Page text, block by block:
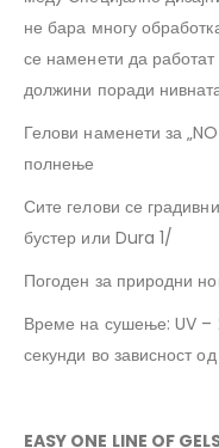
не бара многу
се наменети да
должини поради
Гелови наменети за
полнење
Сите гелови се
бустер или Dura 1/
Погоден за природни
Време на сушење: UV –
секунди во зависност
EASY ONE LINE OF